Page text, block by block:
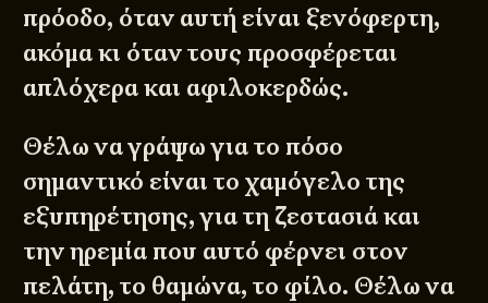
πρόοδο, όταν αυτή είναι ξενόφερτη,
ακόμα κι όταν τους προσφέρεται
απλόχερα και αφιλοκερδώς.
Θέλω να γράψω για το πόσο
σημαντικό είναι το χαμόγελο της
εξυπηρέτησης, για τη ζεστασιά και
την ηρεμία που αυτό φέρνει στον
πελάτη, το θαμώνα, το φίλο. Θέλω να